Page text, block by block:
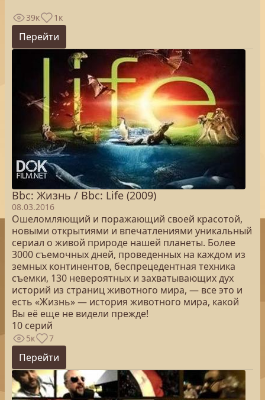
39к 1к
Перейти
Bbc: Жизнь / Bbc: Life (2009)
08.03.2016
Ошеломляющий и поражающий своей красотой,
новыми открытиями и впечатлениями уникальный
сериал о живой природе нашей планеты. Более
3000 съемочных дней, проведенных на каждом из
земных континентов, беспрецедентная техника
съемки, 130 невероятных и захватывающих дух
историй из страниц животного мира, — все это и
есть «Жизнь» — история животного мира, какой
Вы её еще не видели прежде!
10 серий
5к 7
Перейти